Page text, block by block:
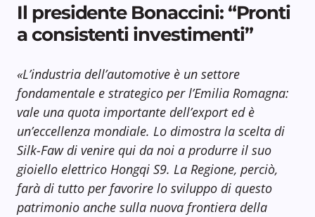
Il presidente Bonaccini: “Pronti
a consistenti investimenti”
«L’industria dell’automotive è un settore
fondamentale e strategico per l’Emilia Romagna:
vale una quota importante dell’export ed è
un’eccellenza mondiale. Lo dimostra la scelta di
Silk-Faw di venire qui da noi a produrre il suo
gioiello elettrico Hongqi S9. La Regione, perciò,
farà di tutto per favorire lo sviluppo di questo
patrimonio anche sulla nuova frontiera della